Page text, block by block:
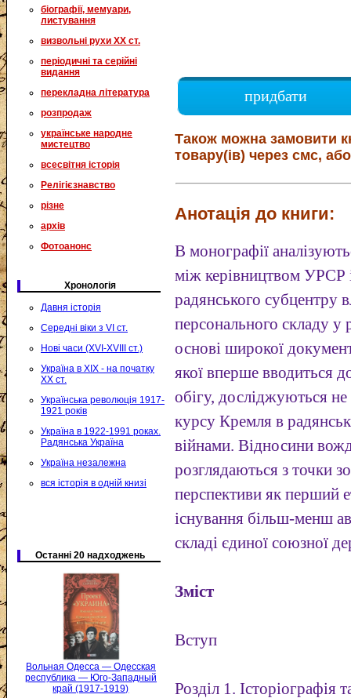
біографії, мемуари,
листування
визвольні рухи XX ст.
періодичні та серійні
видання
перекладна література
розпродаж
українське народне
мистецтво
всесвітня історія
Релігієзнавство
різне
архів
Фотоанонс
Хронологія
Давня історія
Середні віки з VI ст.
Нові часи (XVI-XVIII ст.)
Україна в XIX - на початку
XX ст.
Українська революція 1917-
1921 років
Україна в 1922-1991 роках.
Радянська Україна
Україна незалежна
вся історія в одній книзі
Останні 20 надходжень
Вольная Одесса — Одесская
республика — Юго-Западный
край (1917-1919)
придбати
Також можна замовити
товару(ів) через смс,
Анотація до книги:
В монографії
між керівництвом УРСР
радянського субцентру
персонального складу
основі широкої
якої вперше вводиться
обігу, досліджуються не
курсу Кремля в
війнами. Відносини
розглядаються з точки
перспективи як перший
існування більш-менш
складі єдиної союзної
Зміст
Вступ
Розділ 1. Історіографія